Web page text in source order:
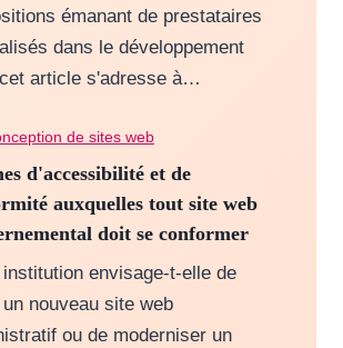
émanant de prestataires
dans le développement
article s'adresse à…
de sites web
d'accessibilité et de
auxquelles tout site web
doit se conformer
envisage-t-elle de
nouveau site web
ou de moderniser un